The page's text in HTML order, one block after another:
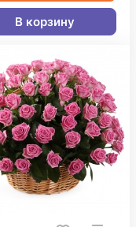
В корзину